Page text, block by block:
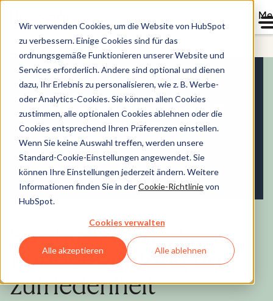
Wir verwenden Cookies, um die Website von HubSpot
zu verbessern. Einige Cookies sind für das
ordnungsgemäße Funktionieren unserer Website und
Services erforderlich. Andere sind optional und dienen
dazu, Ihr Erlebnis zu personalisieren, wie z. B. Werbe-
oder Analytics-Cookies. Sie können allen Cookies
zustimmen, alle optionalen Cookies ablehnen oder die
Cookies entsprechend Ihren Präferenzen einstellen.
Wenn Sie keine Auswahl treffen, werden unsere
Standard-Cookie-Einstellungen angewendet. Sie
können Ihre Einstellungen jederzeit ändern. Weitere
Informationen finden Sie in derCookie-Richtlinievon
HubSpot.
Cookies verwalten
Alle akzeptieren Alle ablehnen
Service Hub
So stärken Sie die
Kundenbindung und -
zufriedenheit